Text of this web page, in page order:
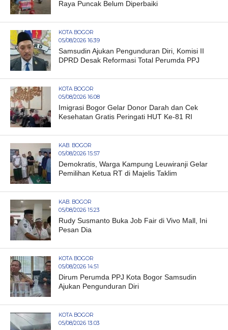
Raya Puncak Belum Diperbaiki
KOTA BOGOR
05/08/2026 16:39
Samsudin Ajukan Pengunduran Diri, Komisi II
DPRD Desak Reformasi Total Perumda PPJ
KOTA BOGOR
05/08/2026 16:08
Imigrasi Bogor Gelar Donor Darah dan Cek
Kesehatan Gratis Peringati HUT Ke-81 RI
KAB. BOGOR
05/08/2026 15:57
Demokratis, Warga Kampung Leuwiranji Gelar
Pemilihan Ketua RT di Majelis Taklim
KAB. BOGOR
05/08/2026 15:23
Rudy Susmanto Buka Job Fair di Vivo Mall, Ini
Pesan Dia
KOTA BOGOR
05/08/2026 14:51
Dirum Perumda PPJ Kota Bogor Samsudin
Ajukan Pengunduran Diri
KOTA BOGOR
05/08/2026 13:03